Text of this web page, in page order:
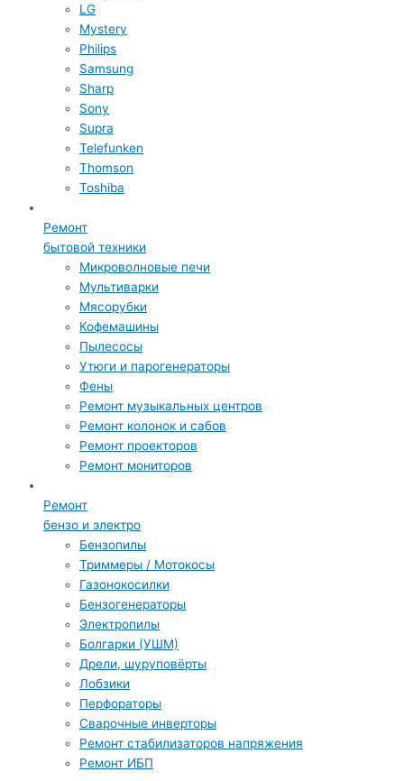
LG
Mystery
Philips
Samsung
Sharp
Sony
Supra
Telefunken
Thomson
Toshiba
Ремонт
бытовой техники
Микроволновые печи
Мультиварки
Мясорубки
Кофемашины
Пылесосы
Утюги и парогенераторы
Фены
Ремонт музыкальных центров
Ремонт колонок и сабов
Ремонт проекторов
Ремонт мониторов
Ремонт
бензо и электро
Бензопилы
Триммеры / Мотокосы
Газонокосилки
Бензогенераторы
Электропилы
Болгарки (УШМ)
Дрели, шуруповёрты
Лобзики
Перфораторы
Сварочные инверторы
Ремонт стабилизаторов напряжения
Ремонт ИБП